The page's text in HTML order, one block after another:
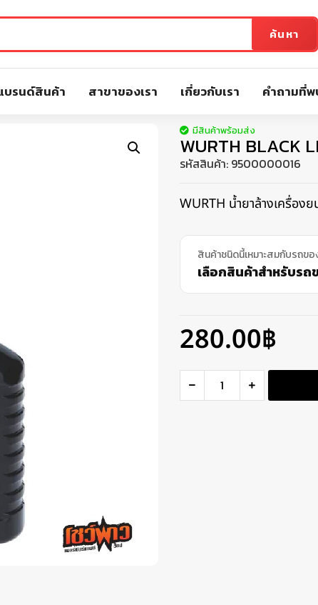
ค้นหา
บรนด์สินค้า สาขาของเรา เกี่ยวกับเรา คำถามที่
มีสินค้าพร้อมส่ง
WURTH BLACK
รหัสสินค้า: 9500000016
WURTH น้ำยาล้างเครื่อง
สินค้าชนิดนี้เหมาะสมกับรถข
เลือกสินค้าสำหรับร
280.00฿